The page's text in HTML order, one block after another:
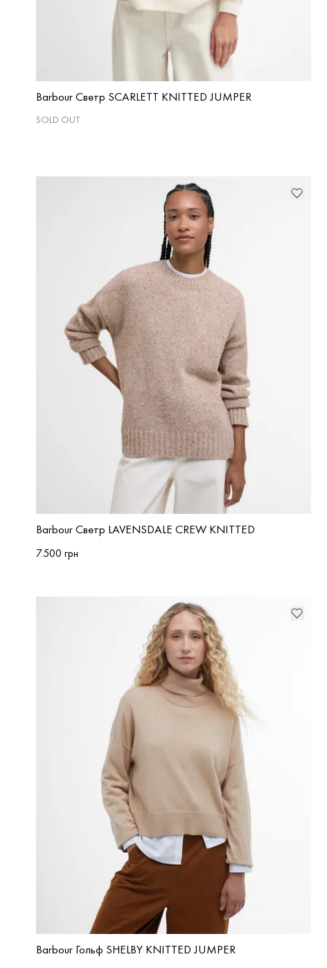
Barbour Светр SCARLETT KNITTED JUMPER
SOLD OUT
Barbour Светр LAVENSDALE CREW KNITTED
7.500 грн
Barbour Гольф SHELBY KNITTED JUMPER